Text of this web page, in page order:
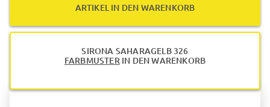
ARTIKEL IN DEN WARENKORB
SIRONA SAHARAGELB 326
FARBMUSTERIN DEN WARENKORB